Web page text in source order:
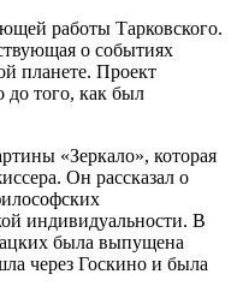
работы Тарковского.
о событиях
планете. Проект
до того, как был
«Зеркало», которая
Он рассказал о
индивидуальности. В
была выпущена
через Госкино и была